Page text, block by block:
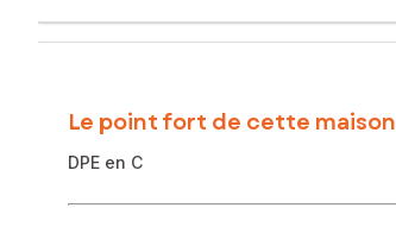
Le point fort de cette maison
DPE en C